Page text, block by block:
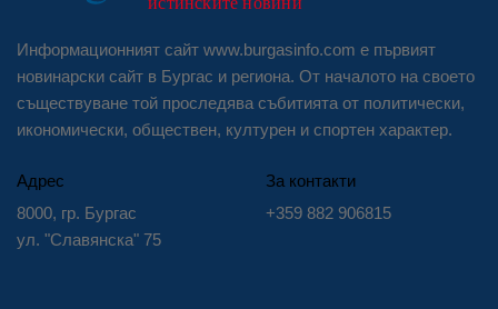
Информационният сайт www.burgasinfo.com е първият
новинарски сайт в Бургас и региона. От началото на своето
съществуване той проследява събитията от политически,
икономически, обществен, културен и спортен характер.
Адрес
8000, гр. Бургас
ул. "Славянска" 75
За контакти
+359 882 906815